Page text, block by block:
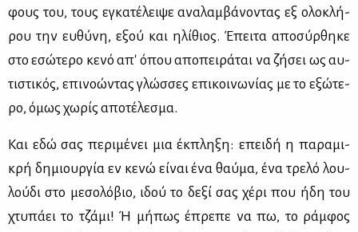
φους του, τους εγκα­τέ­λει­ψε ανα­λαμ­βά­νο­ντας εξ ολο­κλή­
ρου την ευ­θύ­νη, εξού και ηλί­θιος. Έπει­τα απο­σύρ­θη­κε
στο εσώ­τε­ρο κε­νό απ' όπου απο­πει­ρά­ται να ζή­σει ως αυ­
τι­στι­κός, επι­νο­ώ­ντας γλώσ­σες επι­κοι­νω­νί­ας με το εξώ­τε­
ρο, όμως χω­ρίς απο­τέ­λε­σμα.
Και εδώ σας πε­ρι­μέ­νει μια έκ­πλη­ξη: επει­δή η πα­ρα­μι­
κρή δη­μιουρ­γία εν κε­νώ εί­ναι ένα θαύ­μα, ένα τρε­λό λου­
λού­δι στο με­σο­λό­βιο, ιδού το δε­ξί σας χέ­ρι που ήδη του
χτυ­πά­ει το τζά­μι! Ή μή­πως έπρε­πε να πω, το ράμ­φος